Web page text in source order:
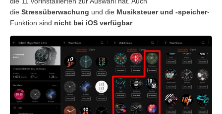
die Stressüberwachung und die Musiksteuer und -speicher-
Funktion sind nicht bei iOS verfügbar.